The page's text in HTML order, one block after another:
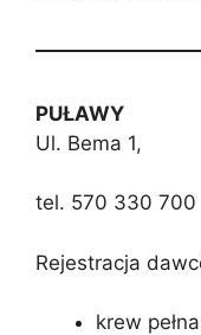
PUŁAWY
Ul. Bema 1,
tel. 570 330 700
Rejestracja
krew